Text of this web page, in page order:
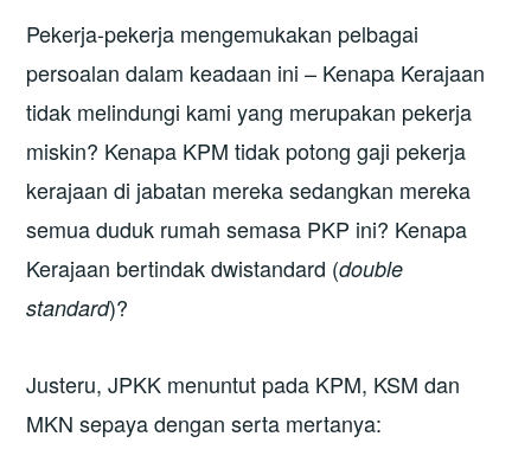
Pekerja-pekerja mengemukakan pelbagai
persoalan dalam keadaan ini – Kenapa Kerajaan
tidak melindungi kami yang merupakan pekerja
miskin? Kenapa KPM tidak potong gaji pekerja
kerajaan di jabatan mereka sedangkan mereka
semua duduk rumah semasa PKP ini? Kenapa
Kerajaan bertindak dwistandard (double
standard)?
Justeru, JPKK menuntut pada KPM, KSM dan
MKN sepaya dengan serta mertanya: